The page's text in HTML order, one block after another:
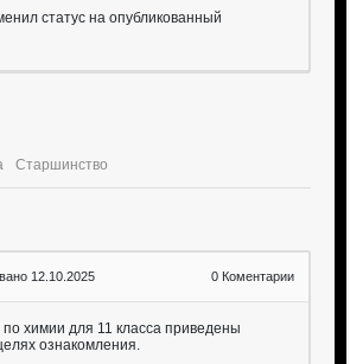
статус на опубликованный
Старшинство
12.10.2025 0 Коментарии
химии для 11 класса приведены
ознакомления.